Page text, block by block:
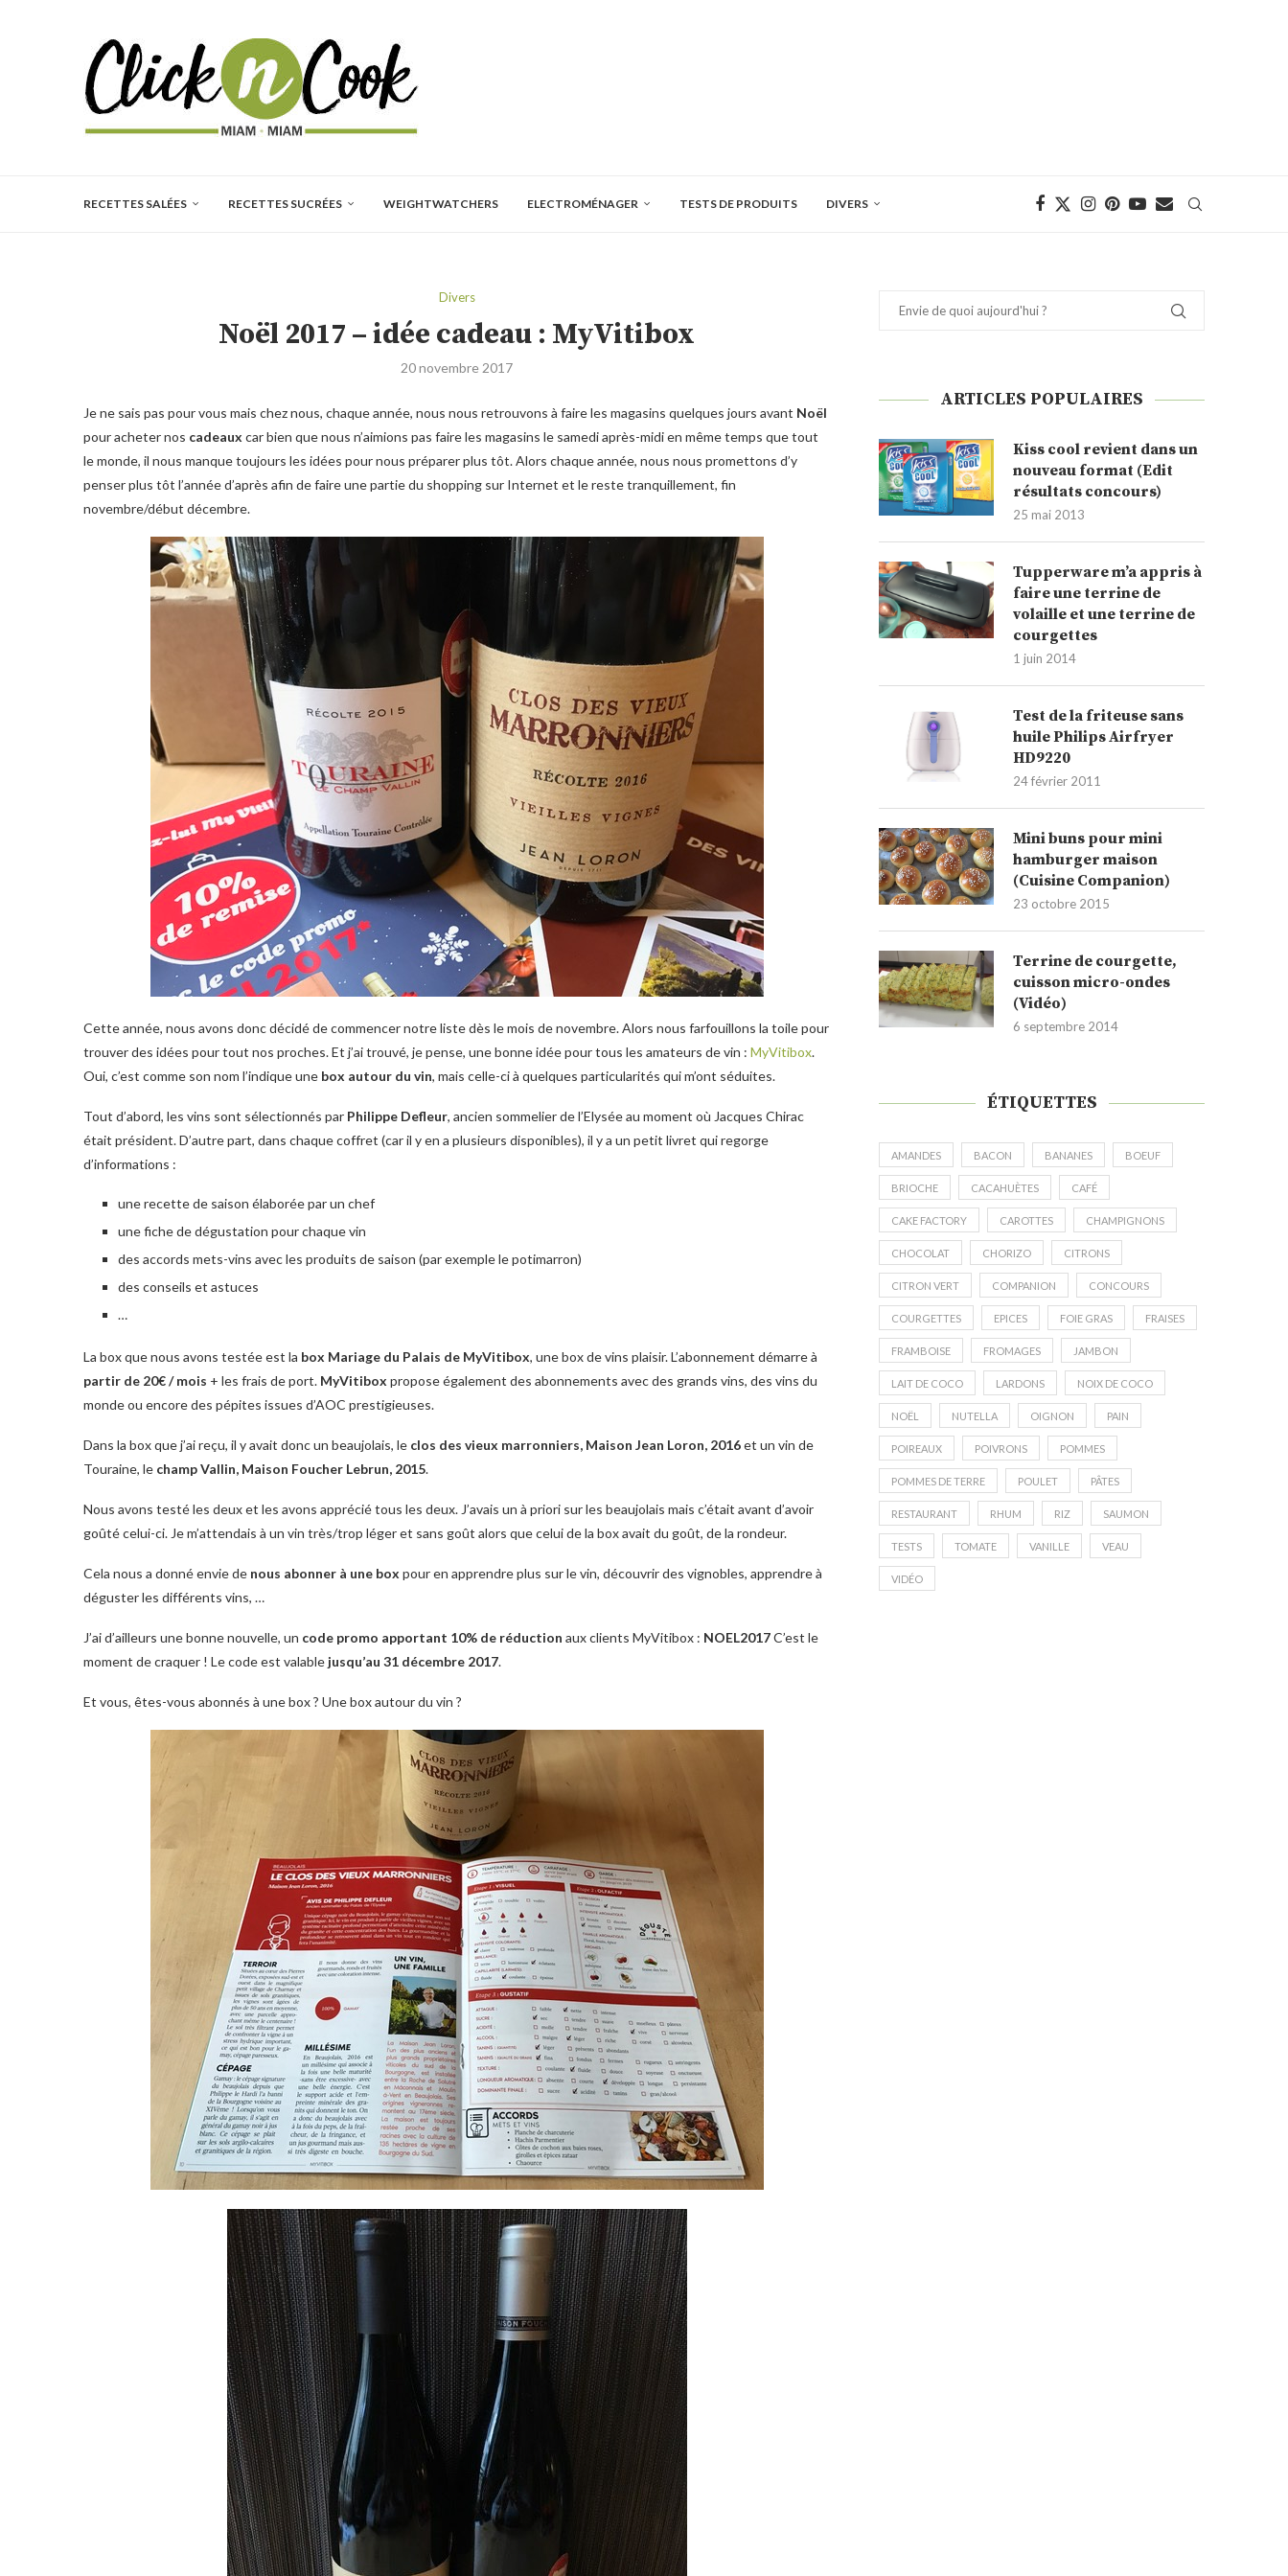
RECETTES SALÉES RECETTES SUCRÉES WEIGHTWATCHERS ELECTROMÉNAGER TESTS DE PRODUITS DIVERS
Divers
Noël 2017 – idée cadeau : MyVitibox
20 novembre 2017
Je ne sais pas pour vous mais chez nous, chaque année, nous nous retrouvons à faire les magasins quelques jours avant Noël
pour acheter nos cadeaux car bien que nous n’aimions pas faire les magasins le samedi après-midi en même temps que tout
le monde, il nous manque toujours les idées pour nous préparer plus tôt. Alors chaque année, nous nous promettons d’y
penser plus tôt l’année d’après afin de faire une partie du shopping sur Internet et le reste tranquillement, fin
novembre/début décembre.
Cette année, nous avons donc décidé de commencer notre liste dès le mois de novembre. Alors nous farfouillons la toile pour
trouver des idées pour tout nos proches. Et j’ai trouvé, je pense, une bonne idée pour tous les amateurs de vin : MyVitibox.
Oui, c’est comme son nom l’indique une box autour du vin, mais celle-ci à quelques particularités qui m’ont séduites.
Tout d’abord, les vins sont sélectionnés par Philippe Defleur, ancien sommelier de l’Elysée au moment où Jacques Chirac
était président. D’autre part, dans chaque coffret (car il y en a plusieurs disponibles), il y a un petit livret qui regorge
d’informations :
une recette de saison élaborée par un chef
une fiche de dégustation pour chaque vin
des accords mets-vins avec les produits de saison (par exemple le potimarron)
des conseils et astuces
…
La box que nous avons testée est la box Mariage du Palais de MyVitibox, une box de vins plaisir. L’abonnement démarre à
partir de 20€ / mois + les frais de port. MyVitibox propose également des abonnements avec des grands vins, des vins du
monde ou encore des pépites issues d’AOC prestigieuses.
Dans la box que j’ai reçu, il y avait donc un beaujolais, le clos des vieux marronniers, Maison Jean Loron, 2016et un vin de
Touraine, le champ Vallin, Maison Foucher Lebrun, 2015.
Nous avons testé les deux et les avons apprécié tous les deux. J’avais un à priori sur les beaujolais mais c’était avant d’avoir
goûté celui-ci. Je m’attendais à un vin très/trop léger et sans goût alors que celui de la box avait du goût, de la rondeur.
Cela nous a donné envie de nous abonner à une box pour en apprendre plus sur le vin, découvrir des vignobles, apprendre à
déguster les différents vins, …
J’ai d’ailleurs une bonne nouvelle, un code promo apportant 10% de réduction aux clients MyVitibox : NOEL2017C’est le
moment de craquer ! Le code est valable jusqu’au 31 décembre 2017.
Et vous, êtes-vous abonnés à une box ? Une box autour du vin ?
ARTICLES POPULAIRES
Kiss cool revient dans un
nouveau format (Edit
résultats concours)
25 mai 2013
Tupperware m’a appris à
faire une terrine de
volaille et une terrine de
courgettes
1 juin 2014
Test de la friteuse sans
huile Philips Airfryer
HD9220
24 février 2011
Mini buns pour mini
hamburger maison
(Cuisine Companion)
23 octobre 2015
Terrine de courgette,
cuisson micro-ondes
(Vidéo)
6 septembre 2014
ÉTIQUETTES
AMANDES BACON BANANES BOEUF
BRIOCHE CACAHUÈTES CAFÉ
CAKE FACTORY CAROTTES CHAMPIGNONS
CHOCOLAT CHORIZO CITRONS
CITRON VERT COMPANION CONCOURS
COURGETTES EPICES FOIE GRAS FRAISES
FRAMBOISE FROMAGES JAMBON
LAIT DE COCO LARDONS NOIX DE COCO
NOËL NUTELLA OIGNON PAIN
POIREAUX POIVRONS POMMES
POMMES DE TERRE POULET PÂTES
RESTAURANT RHUM RIZ SAUMON
TESTS TOMATE VANILLE VEAU
VIDÉO